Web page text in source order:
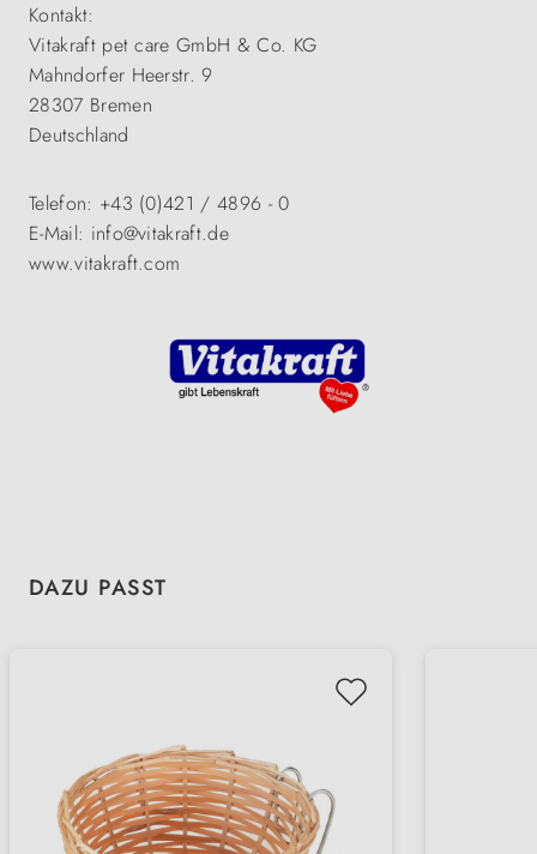
Kontakt:
Vitakraft pet care GmbH & Co. KG
Mahndorfer Heerstr. 9
28307 Bremen
Deutschland
Telefon: +43 (0)421 / 4896 - 0
E-Mail: info@vitakraft.de
www.vitakraft.com
Produktgalerie überspringen
DAZU PASST